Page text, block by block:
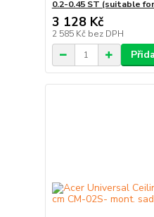
0.2-0.45 ST (suitable for
3 128 Kč
2 585 Kč bez DPH